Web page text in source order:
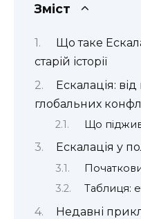
Зміст
Що таке
старій історії
Ескалація:
глобальних
Що
Ескалація у
Таблиця:
Недавні